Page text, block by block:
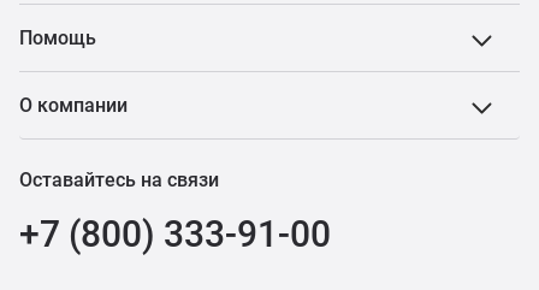
Помощь
О компании
Оставайтесь на связи
+7 (800) 333-91-00